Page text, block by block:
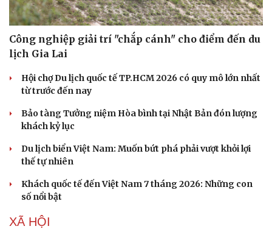
Công nghiệp giải trí "chắp cánh" cho điểm đến du
lịch Gia Lai
Hội chợ Du lịch quốc tế TP.HCM 2026 có quy mô lớn nhất
từ trước đến nay
Bảo tàng Tưởng niệm Hòa bình tại Nhật Bản đón lượng
khách kỷ lục
Du lịch biển Việt Nam: Muốn bứt phá phải vượt khỏi lợi
thế tự nhiên
Khách quốc tế đến Việt Nam 7 tháng 2026: Những con
số nổi bật
XÃ HỘI